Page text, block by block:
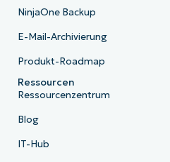
NinjaOne Backup
E-Mail-Archivierung
Produkt-Roadmap
Ressourcen
Ressourcenzentrum
Blog
IT-Hub